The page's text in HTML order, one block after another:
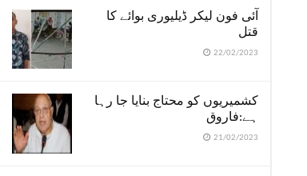
آئی فون لیکر ڈیلیوری بوائے کا
قتل
22/02/2023
کشمیریوں کو محتاج بنایا جا رہا
ہے:فاروق
21/02/2023